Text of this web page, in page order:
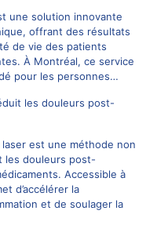
une solution innovante
offrant des résultats
de vie des patients
À Montréal, ce service
pour les personnes…
les douleurs post-
laser est une méthode non
les douleurs post-
Accessible à
d’accélérer la
et de soulager la